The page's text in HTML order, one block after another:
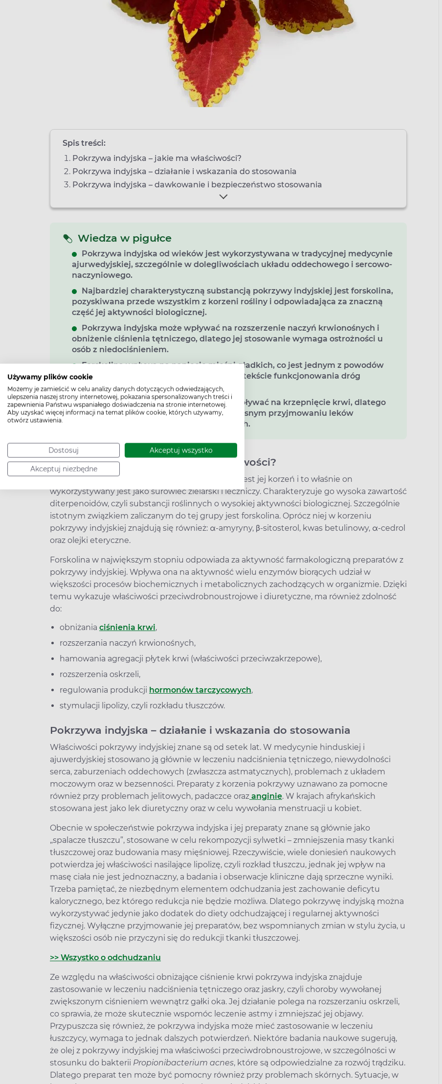
Używamy plików cookie
Możemy je zamieścić w celu analizy danych dotyczących odwiedzających,
ulepszenia naszej strony internetowej, pokazania spersonalizowanych treści i
zapewnienia Państwu wspaniałego doświadczenia na stronie internetowej.
Aby uzyskać więcej informacji na temat plików cookie, których używamy,
otwórz ustawienia.
Dostosuj Akceptuj wszystko
Akceptuj niezbędne
Spis treści:
Pokrzywa indyjska – jakie ma właściwości?
Pokrzywa indyjska – działanie i wskazania do stosowania
Pokrzywa indyjska – dawkowanie i bezpieczeństwo stosowania
Wiedza w pigułce
Pokrzywa indyjska od wieków jest wykorzystywana w tradycyjnej medycynie
ajurwedyjskiej, szczególnie w dolegliwościach układu oddechowego i sercowo-
naczyniowego.
Najbardziej charakterystyczną substancją pokrzywy indyjskiej jest forskolina,
pozyskiwana przede wszystkim z korzeni rośliny i odpowiadająca za znaczną
część jej aktywności biologicznej.
Pokrzywa indyjska może wpływać na rozszerzenie naczyń krwionośnych i
obniżenie ciśnienia tętniczego, dlatego jej stosowanie wymaga ostrożności u
osób z niedociśnieniem.
Forskolina wpływa na napięcie mięśni gładkich, co jest jednym z powodów
zainteresowania pokrzywą indyjską w kontekście funkcjonowania dróg
oddechowych.
Preparaty z pokrzywą indyjską mogą wpływać na krzepnięcie krwi, dlatego
należy zachować ostrożność przy jednoczesnym przyjmowaniu leków
przeciwzakrzepowych i przeciwpłytkowych.
Pokrzywa indyjska – jakie ma właściwości?
Najcenniejszym elementem pokrzywy indyjskiej jest jej korzeń i to właśnie on
wykorzystywany jest jako surowiec zielarski i leczniczy. Charakteryzuje go wysoka zawartość
diterpenoidów, czyli substancji roślinnych o wysokiej aktywności biologicznej. Szczególnie
istotnym związkiem zaliczanym do tej grupy jest forskolina. Oprócz niej w korzeniu
pokrzywy indyjskiej znajdują się również: α-amyryny, β-sitosterol, kwas betulinowy, α-cedrol
oraz olejki eteryczne.
Forskolina w największym stopniu odpowiada za aktywność farmakologiczną preparatów z
pokrzywy indyjskiej. Wpływa ona na aktywność wielu enzymów biorących udział w
większości procesów biochemicznych i metabolicznych zachodzących w organizmie. Dzięki
temu wykazuje właściwości przeciwdrobnoustrojowe i diuretyczne, ma również zdolność
do:
obniżania ciśnienia krwi,
rozszerzania naczyń krwionośnych,
hamowania agregacji płytek krwi (właściwości przeciwzakrzepowe),
rozszerzenia oskrzeli,
regulowania produkcji hormonów tarczycowych,
stymulacji lipolizy, czyli rozkładu tłuszczów.
Pokrzywa indyjska – działanie i wskazania do stosowania
Właściwości pokrzywy indyjskiej znane są od setek lat. W medycynie hinduskiej i
ajuwerdyjskiej stosowano ją głównie w leczeniu nadciśnienia tętniczego, niewydolności
serca, zaburzeniach oddechowych (zwłaszcza astmatycznych), problemach z układem
moczowym oraz w bezsenności. Preparaty z korzenia pokrzywy uznawano za pomocne
również przy problemach jelitowych, padaczce oraz anginie. W krajach afrykańskich
stosowana jest jako lek diuretyczny oraz w celu wywołania menstruacji u kobiet.
Obecnie w społeczeństwie pokrzywa indyjska i jej preparaty znane są głównie jako
„spalacze tłuszczu”, stosowane w celu rekompozycji sylwetki ­­­­­– zmniejszenia masy tkanki
tłuszczowej oraz budowania masy mięśniowej. Rzeczywiście, wiele doniesień naukowych
potwierdza jej właściwości nasilające lipolizę, czyli rozkład tłuszczu, jednak jej wpływ na
masę ciała nie jest jednoznaczny, a badania i obserwacje kliniczne dają sprzeczne wyniki.
Trzeba pamiętać, że niezbędnym elementem odchudzania jest zachowanie deficytu
kalorycznego, bez którego redukcja nie będzie możliwa. Dlatego pokrzywę indyjską można
wykorzystywać jedynie jako dodatek do diety odchudzającej i regularnej aktywności
fizycznej. Wyłączne przyjmowanie jej preparatów, bez wspomnianych zmian w stylu życia, u
większości osób nie przyczyni się do redukcji tkanki tłuszczowej.
>> Wszystko o odchudzaniu
Ze względu na właściwości obniżające ciśnienie krwi pokrzywa indyjska znajduje
zastosowanie w leczeniu nadciśnienia tętniczego oraz jaskry, czyli choroby wywołanej
zwiększonym ciśnieniem wewnątrz gałki oka. Jej działanie polega na rozszerzaniu oskrzeli,
co sprawia, że może skutecznie wspomóc leczenie astmy i zmniejszać jej objawy.
Przypuszcza się również, że pokrzywa indyjska może mieć zastosowanie w leczeniu
łuszczycy, wymaga to jednak dalszych potwierdzeń. Niektóre badania naukowe sugerują,
że olej z pokrzywy indyjskiej ma właściwości przeciwdrobnoustrojowe, w szczególności w
stosunku do bakterii Propionibacterium acnes, które są odpowiedzialne za rozwój trądziku.
Dlatego preparat ten może być pomocny również przy problemach skórnych. Sytuacje, w